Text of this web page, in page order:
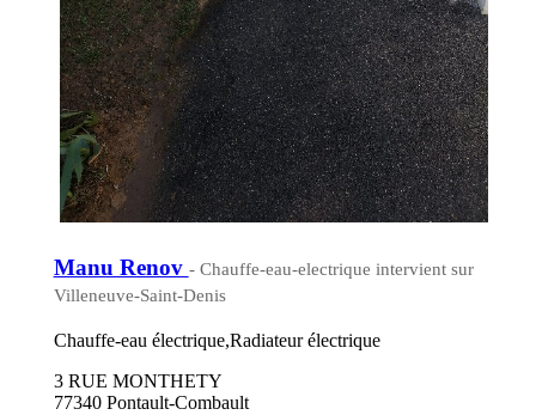
Manu Renov - Chauffe-eau-electrique intervient sur
Villeneuve-Saint-Denis
Chauffe-eau électrique,Radiateur électrique
3 RUE MONTHETY
77340 Pontault-Combault